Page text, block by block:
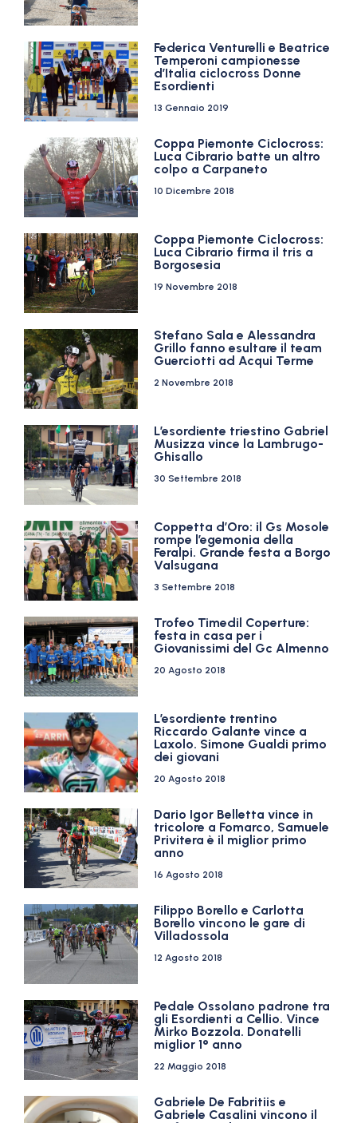
Federica Venturelli e Beatrice
Temperoni campionesse
d’Italia ciclocross Donne
Esordienti
13 Gennaio 2019
Coppa Piemonte Ciclocross:
Luca Cibrario batte un altro
colpo a Carpaneto
10 Dicembre 2018
Coppa Piemonte Ciclocross:
Luca Cibrario firma il tris a
Borgosesia
19 Novembre 2018
Stefano Sala e Alessandra
Grillo fanno esultare il team
Guerciotti ad Acqui Terme
2 Novembre 2018
L’esordiente triestino Gabriel
Musizza vince la Lambrugo-
Ghisallo
30 Settembre 2018
Coppetta d’Oro: il Gs Mosole
rompe l’egemonia della
Feralpi. Grande festa a Borgo
Valsugana
3 Settembre 2018
Trofeo Timedil Coperture:
festa in casa per i
Giovanissimi del Gc Almenno
20 Agosto 2018
L’esordiente trentino
Riccardo Galante vince a
Laxolo. Simone Gualdi primo
dei giovani
20 Agosto 2018
Dario Igor Belletta vince in
tricolore a Fomarco, Samuele
Privitera è il miglior primo
anno
16 Agosto 2018
Filippo Borello e Carlotta
Borello vincono le gare di
Villadossola
12 Agosto 2018
Pedale Ossolano padrone tra
gli Esordienti a Cellio. Vince
Mirko Bozzola. Donatelli
miglior 1° anno
22 Maggio 2018
Gabriele De Fabritiis e
Gabriele Casalini vincono il